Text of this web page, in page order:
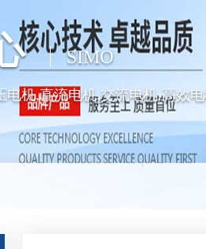
SIMO
电机,直流电机,交流电机,高效